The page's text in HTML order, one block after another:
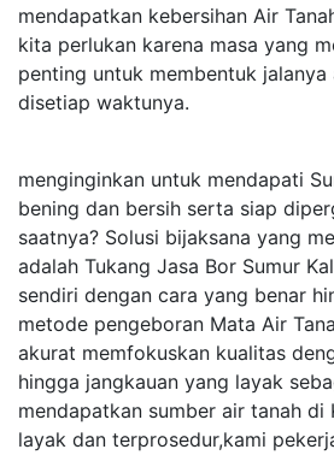
mendapatkan kebersihan Air
kita perlukan karena masa yang
penting untuk membentuk
disetiap waktunya.
menginginkan untuk mendapati
bening dan bersih serta siap
saatnya? Solusi bijaksana yang
adalah Tukang Jasa Bor Sumur
sendiri dengan cara yang benar
metode pengeboran Mata Air
akurat memfokuskan kualitas
hingga jangkauan yang layak
mendapatkan sumber air tanah di
layak dan terprosedur,kami